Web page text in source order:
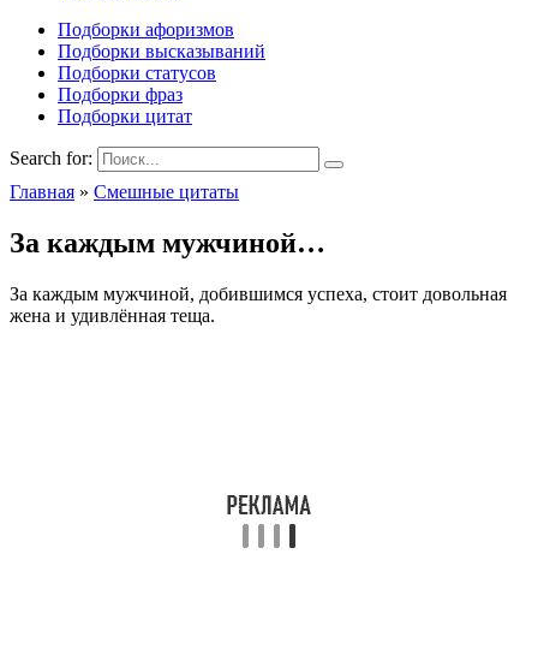
Подборки афоризмов
Подборки высказываний
Подборки статусов
Подборки фраз
Подборки цитат
Search for:
Главная » Смешные цитаты
За каждым мужчиной…
За каждым мужчиной, добившимся успеха, стоит довольная
жена и удивлённая теща.